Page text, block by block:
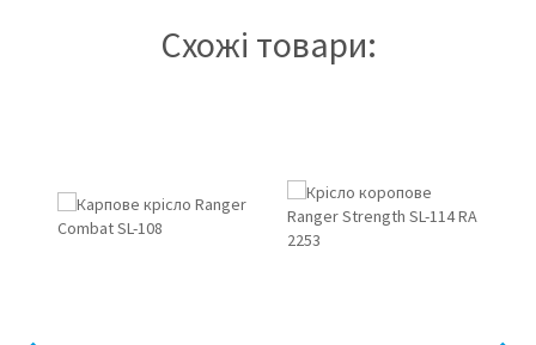
Схожі товари: